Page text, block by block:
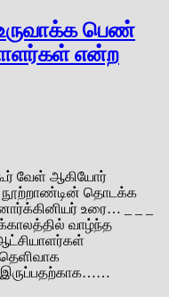
உருவாக்க பெண்
என்ற
வேள் ஆகியோர்
நூற்றாண்டின் தொடக்க
உரை… _ _ _
வாழ்ந்த
ஆட்சியாளர்கள்
இருப்பதற்காக……